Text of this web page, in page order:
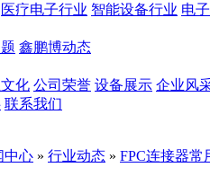
医疗电子行业 智能设备行业 电
鑫鹏博动态
化 公司荣誉 设备展示 企业风
联系我们
中心 » 行业动态 » FPC连接器常